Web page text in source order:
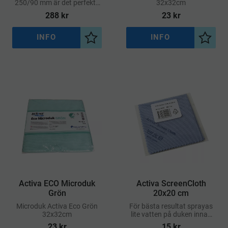
250/90 mm är det perfekta
valet för storkök och
professionella miljöer där
både smak och hållbarhet
spelar roll
288 kr
Lägg till i önskelista
INFO
32x32cm
23kr
Lägg
INFO
Activa ECO Microduk
Grön
​Microduk Activa Eco Grön
32x32cm
Activa ScreenCloth
20x20 cm
För bästa resultat sprayas
lite vatten på duken innan
avtorkning